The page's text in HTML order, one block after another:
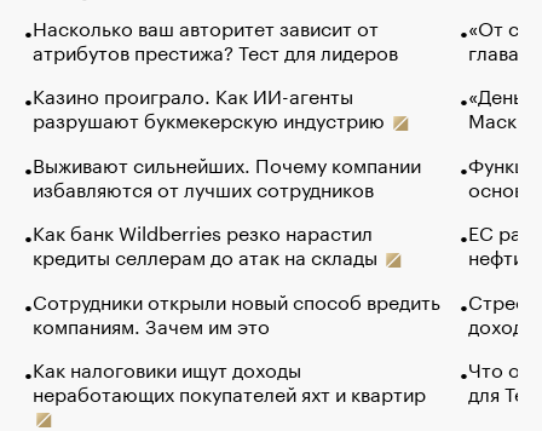
Насколько ваш авторитет зависит от
атрибутов престижа? Тест для лидеров
Казино проиграло. Как ИИ-агенты
разрушают букмекерскую индустрию
Выживают сильнейших. Почему компании
избавляются от лучших сотрудников
Как банк Wildberries резко нарастил
кредиты селлерам до атак на склады
Сотрудники открыли новый способ вредить
компаниям. Зачем им это
Как налоговики ищут доходы
неработающих покупателей яхт и квартир
«От
глава
Маск в
основ
ЕС
нефти
Что
для